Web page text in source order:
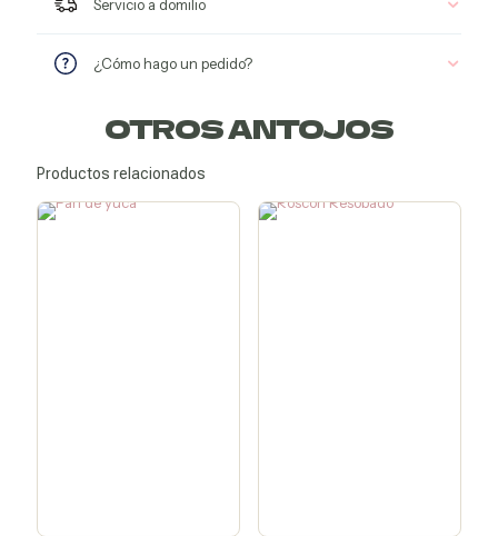
Servicio a domilio
¿Cómo hago un pedido?
OTROS ANTOJOS
Productos relacionados